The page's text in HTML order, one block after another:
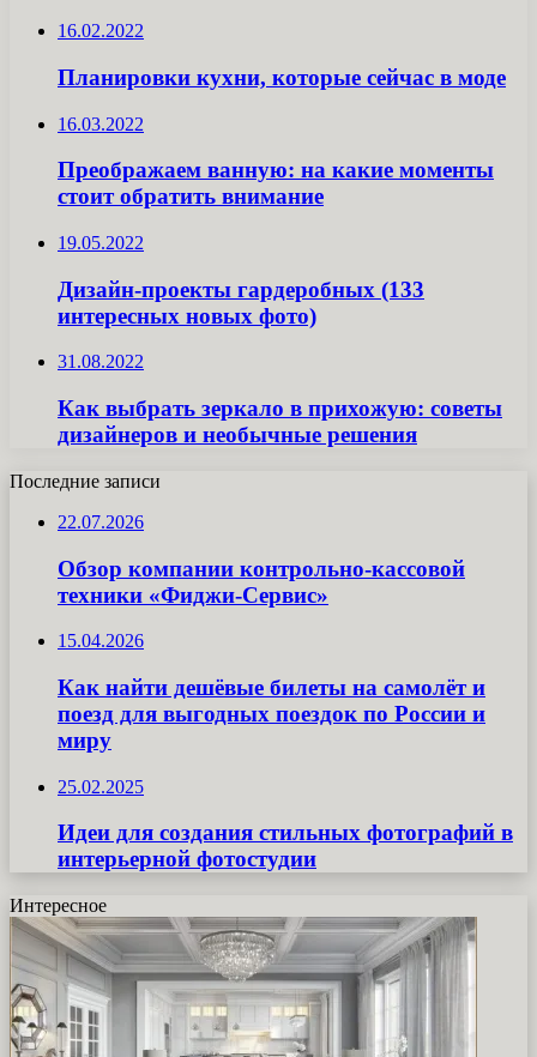
16.02.2022
Планировки кухни, которые сейчас в моде
16.03.2022
Преображаем ванную: на какие моменты
стоит обратить внимание
19.05.2022
Дизайн-проекты гардеробных (133
интересных новых фото)
31.08.2022
Как выбрать зеркало в прихожую: советы
дизайнеров и необычные решения
Последние записи
22.07.2026
Обзор компании контрольно-кассовой
техники «Фиджи-Сервис»
15.04.2026
Как найти дешёвые билеты на самолёт и
поезд для выгодных поездок по России и
миру
25.02.2025
Идеи для создания стильных фотографий в
интерьерной фотостудии
Интересное